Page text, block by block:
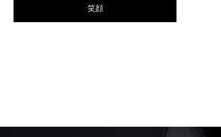
笑顔